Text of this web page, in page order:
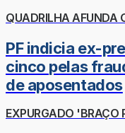
QUADRILHA AFUNDA
PF indicia ex-
cinco pelas
de aposentados
EXPURGADO 'BRAÇO